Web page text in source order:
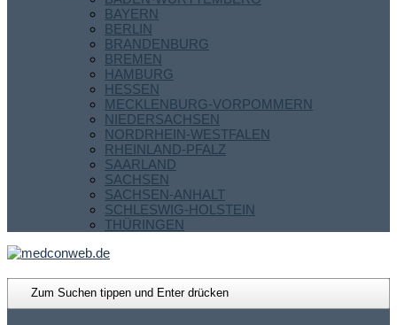
BAYERN
BERLIN
BRANDENBURG
BREMEN
HAMBURG
HESSEN
MECKLENBURG-VORPOMMERN
NIEDERSACHSEN
NORDRHEIN-WESTFALEN
RHEINLAND-PFALZ
SAARLAND
SACHSEN
SACHSEN-ANHALT
SCHLESWIG-HOLSTEIN
THÜRINGEN